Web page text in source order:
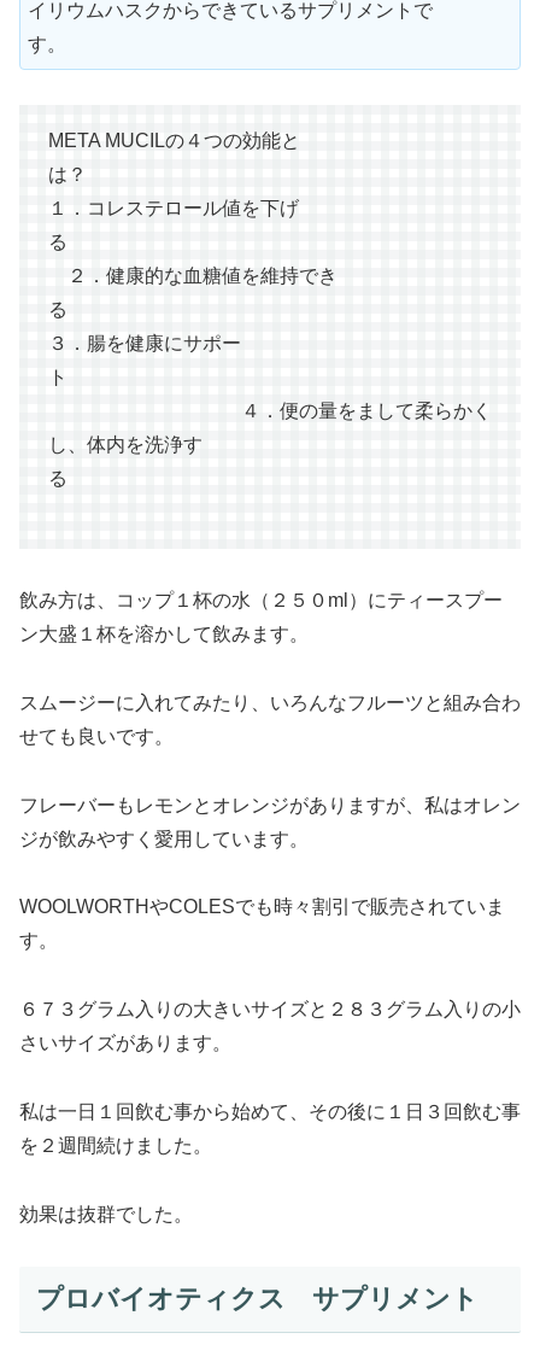
イリウムハスクからできているサプリメントで
す。
META MUCILの４つの効能と
は？
１．コレステロール値を下げ
る
２．健康的な血糖値を維持でき
る
３．腸を健康にサポー
ト
４．便の量をまして柔らかく
し、体内を洗浄す
る
飲み方は、コップ１杯の水（２５０ml）にティースプー
ン大盛１杯を溶かして飲みます。
スムージーに入れてみたり、いろんなフルーツと組み合わ
せても良いです。
フレーバーもレモンとオレンジがありますが、私はオレン
ジが飲みやすく愛用しています。
WOOLWORTHやCOLESでも時々割引で販売されていま
す。
６７３グラム入りの大きいサイズと２８３グラム入りの小
さいサイズがあります。
私は一日１回飲む事から始めて、その後に１日３回飲む事
を２週間続けました。
効果は抜群でした。
プロバイオティクス サプリメント